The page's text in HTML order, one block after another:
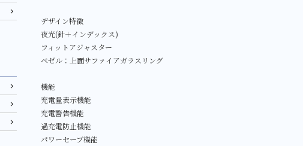
デザイン特徴
夜光(針＋インデックス)
フィットアジャスター
ベゼル：上面サファイアガラスリング
機能
充電量表示機能
充電警告機能
過充電防止機能
パワーセーブ機能